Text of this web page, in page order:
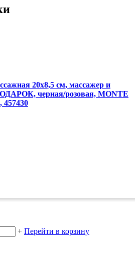
20х8,5 см, массажер и
черная/розовая, MONTE
+ Перейти в корзину